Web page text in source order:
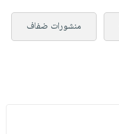
منشورات ضفاف